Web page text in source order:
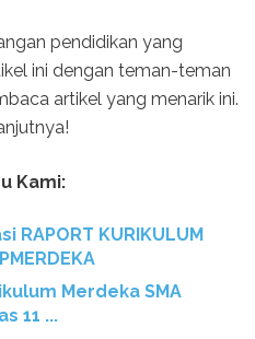
pendidikan yang
ini dengan teman-teman
artikel yang menarik ini.
Kami:
RAPORT KURIKULUM
Merdeka SMA
11 ...